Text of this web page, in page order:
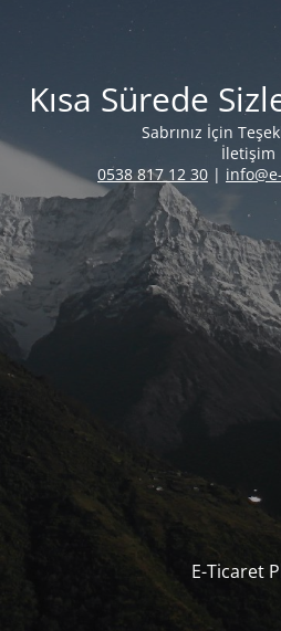
Kısa Sürede
Sabrınız İçin
İletişim
0538 817 12 30 |
E-Ticaret